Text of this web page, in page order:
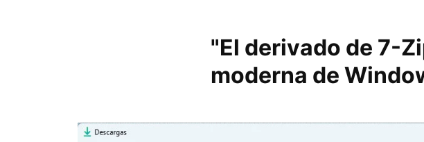
"El derivado de 7-
moderna de